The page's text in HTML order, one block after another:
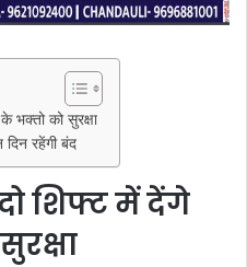
भक्तो को सुरक्षा
दिन रहेंगी बंद
शिफ्ट में देंगे